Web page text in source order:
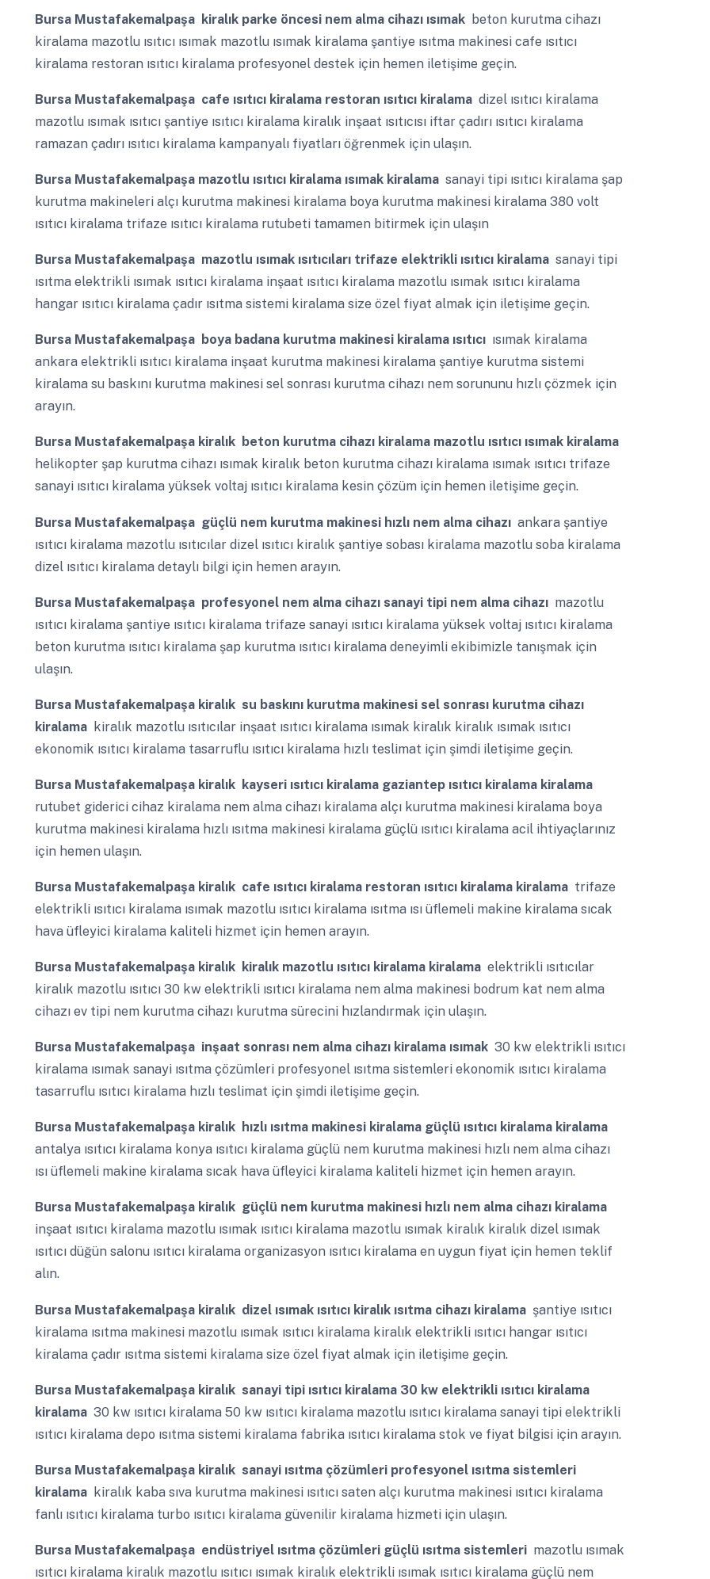
Bursa Mustafakemalpaşa kiralık parke öncesi nem alma cihazı ısımak beton kurutma cihazı
kiralama mazotlu ısıtıcı ısımak mazotlu ısımak kiralama şantiye ısıtma makinesi cafe ısıtıcı
kiralama restoran ısıtıcı kiralama profesyonel destek için hemen iletişime geçin.
Bursa Mustafakemalpaşa cafe ısıtıcı kiralama restoran ısıtıcı kiralama dizel ısıtıcı kiralama
mazotlu ısımak ısıtıcı şantiye ısıtıcı kiralama kiralık inşaat ısıtıcısı iftar çadırı ısıtıcı kiralama
ramazan çadırı ısıtıcı kiralama kampanyalı fiyatları öğrenmek için ulaşın.
Bursa Mustafakemalpaşa mazotlu ısıtıcı kiralama ısımak kiralama sanayi tipi ısıtıcı kiralama şap
kurutma makineleri alçı kurutma makinesi kiralama boya kurutma makinesi kiralama 380 volt
ısıtıcı kiralama trifaze ısıtıcı kiralama rutubeti tamamen bitirmek için ulaşın
Bursa Mustafakemalpaşa mazotlu ısımak ısıtıcıları trifaze elektrikli ısıtıcı kiralama sanayi tipi
ısıtma elektrikli ısımak ısıtıcı kiralama inşaat ısıtıcı kiralama mazotlu ısımak ısıtıcı kiralama
hangar ısıtıcı kiralama çadır ısıtma sistemi kiralama size özel fiyat almak için iletişime geçin.
Bursa Mustafakemalpaşa boya badana kurutma makinesi kiralama ısıtıcı ısımak kiralama
ankara elektrikli ısıtıcı kiralama inşaat kurutma makinesi kiralama şantiye kurutma sistemi
kiralama su baskını kurutma makinesi sel sonrası kurutma cihazı nem sorununu hızlı çözmek için
arayın.
Bursa Mustafakemalpaşa kiralık beton kurutma cihazı kiralama mazotlu ısıtıcı ısımak kiralama
helikopter şap kurutma cihazı ısımak kiralık beton kurutma cihazı kiralama ısımak ısıtıcı trifaze
sanayi ısıtıcı kiralama yüksek voltaj ısıtıcı kiralama kesin çözüm için hemen iletişime geçin.
Bursa Mustafakemalpaşa güçlü nem kurutma makinesi hızlı nem alma cihazı ankara şantiye
ısıtıcı kiralama mazotlu ısıtıcılar dizel ısıtıcı kiralık şantiye sobası kiralama mazotlu soba kiralama
dizel ısıtıcı kiralama detaylı bilgi için hemen arayın.
Bursa Mustafakemalpaşa profesyonel nem alma cihazı sanayi tipi nem alma cihazı mazotlu
ısıtıcı kiralama şantiye ısıtıcı kiralama trifaze sanayi ısıtıcı kiralama yüksek voltaj ısıtıcı kiralama
beton kurutma ısıtıcı kiralama şap kurutma ısıtıcı kiralama deneyimli ekibimizle tanışmak için
ulaşın.
Bursa Mustafakemalpaşa kiralık su baskını kurutma makinesi sel sonrası kurutma cihazı
kiralama kiralık mazotlu ısıtıcılar inşaat ısıtıcı kiralama ısımak kiralık kiralık ısımak ısıtıcı
ekonomik ısıtıcı kiralama tasarruflu ısıtıcı kiralama hızlı teslimat için şimdi iletişime geçin.
Bursa Mustafakemalpaşa kiralık kayseri ısıtıcı kiralama gaziantep ısıtıcı kiralama kiralama
rutubet giderici cihaz kiralama nem alma cihazı kiralama alçı kurutma makinesi kiralama boya
kurutma makinesi kiralama hızlı ısıtma makinesi kiralama güçlü ısıtıcı kiralama acil ihtiyaçlarınız
için hemen ulaşın.
Bursa Mustafakemalpaşa kiralık cafe ısıtıcı kiralama restoran ısıtıcı kiralama kiralama trifaze
elektrikli ısıtıcı kiralama ısımak mazotlu ısıtıcı kiralama ısıtma ısı üflemeli makine kiralama sıcak
hava üfleyici kiralama kaliteli hizmet için hemen arayın.
Bursa Mustafakemalpaşa kiralık kiralık mazotlu ısıtıcı kiralama kiralama elektrikli ısıtıcılar
kiralık mazotlu ısıtıcı 30 kw elektrikli ısıtıcı kiralama nem alma makinesi bodrum kat nem alma
cihazı ev tipi nem kurutma cihazı kurutma sürecini hızlandırmak için ulaşın.
Bursa Mustafakemalpaşa inşaat sonrası nem alma cihazı kiralama ısımak 30 kw elektrikli ısıtıcı
kiralama ısımak sanayi ısıtma çözümleri profesyonel ısıtma sistemleri ekonomik ısıtıcı kiralama
tasarruflu ısıtıcı kiralama hızlı teslimat için şimdi iletişime geçin.
Bursa Mustafakemalpaşa kiralık hızlı ısıtma makinesi kiralama güçlü ısıtıcı kiralama kiralama
antalya ısıtıcı kiralama konya ısıtıcı kiralama güçlü nem kurutma makinesi hızlı nem alma cihazı
ısı üflemeli makine kiralama sıcak hava üfleyici kiralama kaliteli hizmet için hemen arayın.
Bursa Mustafakemalpaşa kiralık güçlü nem kurutma makinesi hızlı nem alma cihazı kiralama
inşaat ısıtıcı kiralama mazotlu ısımak ısıtıcı kiralama mazotlu ısımak kiralık kiralık dizel ısımak
ısıtıcı düğün salonu ısıtıcı kiralama organizasyon ısıtıcı kiralama en uygun fiyat için hemen teklif
alın.
Bursa Mustafakemalpaşa kiralık dizel ısımak ısıtıcı kiralık ısıtma cihazı kiralama şantiye ısıtıcı
kiralama ısıtma makinesi mazotlu ısımak ısıtıcı kiralama kiralık elektrikli ısıtıcı hangar ısıtıcı
kiralama çadır ısıtma sistemi kiralama size özel fiyat almak için iletişime geçin.
Bursa Mustafakemalpaşa kiralık sanayi tipi ısıtıcı kiralama 30 kw elektrikli ısıtıcı kiralama
kiralama 30 kw ısıtıcı kiralama 50 kw ısıtıcı kiralama mazotlu ısıtıcı kiralama sanayi tipi elektrikli
ısıtıcı kiralama depo ısıtma sistemi kiralama fabrika ısıtıcı kiralama stok ve fiyat bilgisi için arayın.
Bursa Mustafakemalpaşa kiralık sanayi ısıtma çözümleri profesyonel ısıtma sistemleri
kiralama kiralık kaba sıva kurutma makinesi ısıtıcı saten alçı kurutma makinesi ısıtıcı kiralama
fanlı ısıtıcı kiralama turbo ısıtıcı kiralama güvenilir kiralama hizmeti için ulaşın.
Bursa Mustafakemalpaşa endüstriyel ısıtma çözümleri güçlü ısıtma sistemleri mazotlu ısımak
ısıtıcı kiralama kiralık mazotlu ısıtıcı ısımak kiralık elektrikli ısımak ısıtıcı kiralama güçlü nem